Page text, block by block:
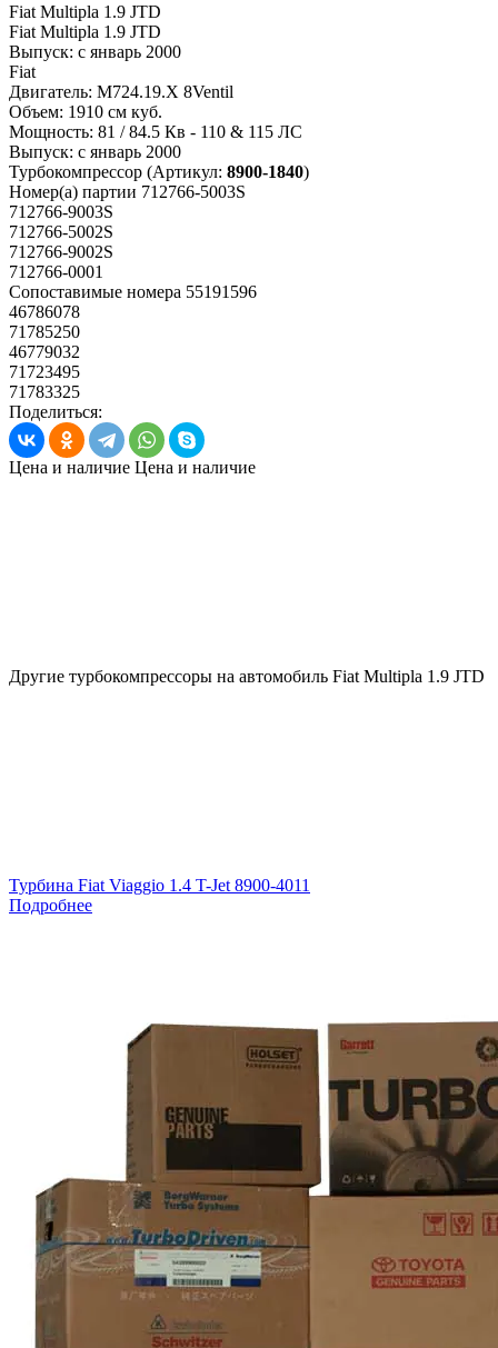
Fiat Multipla 1.9 JTD
Fiat Multipla 1.9 JTD
Выпуск: с январь 2000
Fiat
Двигатель: M724.19.X 8Ventil
Объем: 1910 см куб.
Мощность: 81 / 84.5 Кв - 110 & 115 ЛС
Выпуск: с январь 2000
Турбокомпрессор (Артикул: 8900-1840)
Номер(а) партии 712766-5003S
712766-9003S
712766-5002S
712766-9002S
712766-0001
Сопоставимые номера 55191596
46786078
71785250
46779032
71723495
71783325
Поделиться:
Цена и наличие Цена и наличие
Другие турбокомпрессоры на автомобиль Fiat Multipla 1.9 JTD
Турбина Fiat Viaggio 1.4 T-Jet 8900-4011
Подробнее